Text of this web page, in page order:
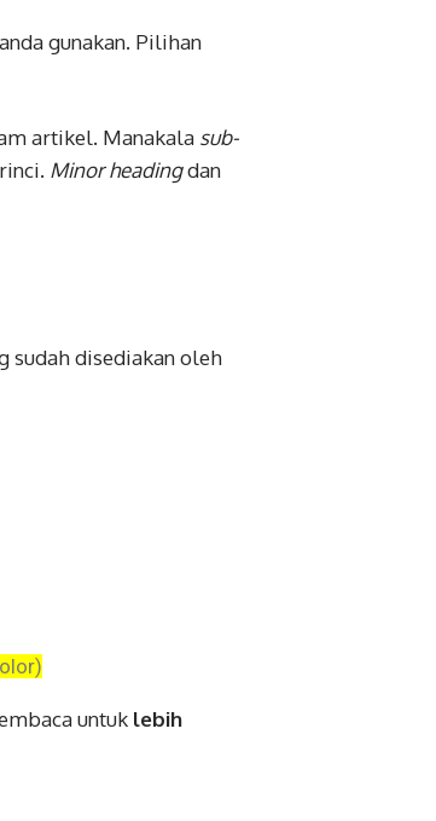
gunakan. Pilihan
artikel. Manakala sub-
Minor headingdan
sudah disediakan oleh
untuk lebih